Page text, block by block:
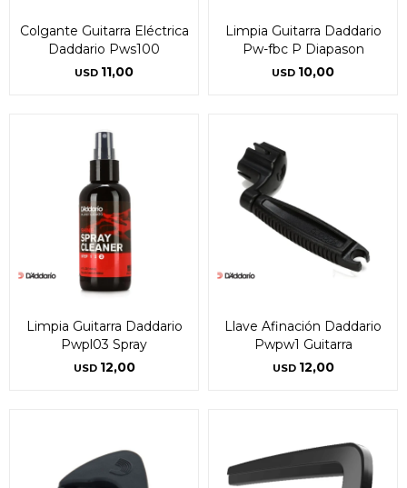
Colgante Guitarra Eléctrica
Daddario Pws100
USD 11,00
Limpia Guitarra Daddario
Pw-fbc P Diapason
USD 10,00
Limpia Guitarra Daddario
Pwpl03 Spray
USD 12,00
Llave Afinación Daddario
Pwpw1 Guitarra
USD 12,00